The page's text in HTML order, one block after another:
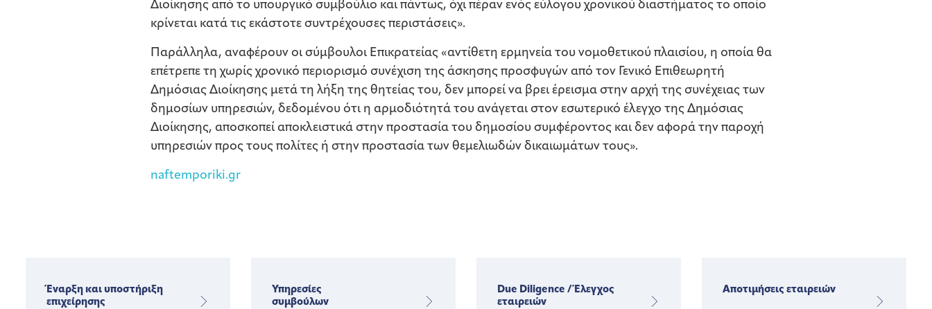
Διοίκησης από το υπουργικό συμβούλιο και πάντως, όχι πέραν ενός εύλογου χρονικού διαστήματος το οποίο
κρίνεται κατά τις εκάστοτε συντρέχουσες περιστάσεις».
Παράλληλα, αναφέρουν οι σύμβουλοι Επικρατείας «αντίθετη ερμηνεία του νομοθετικού πλαισίου, η οποία θα
επέτρεπε τη χωρίς χρονικό περιορισμό συνέχιση της άσκησης προσφυγών από τον Γενικό Επιθεωρητή
Δημόσιας Διοίκησης μετά τη λήξη της θητείας του, δεν μπορεί να βρει έρεισμα στην αρχή της συνέχειας των
δημοσίων υπηρεσιών, δεδομένου ότι η αρμοδιότητά του ανάγεται στον εσωτερικό έλεγχο της Δημόσιας
Διοίκησης, αποσκοπεί αποκλειστικά στην προστασία του δημοσίου συμφέροντος και δεν αφορά την παροχή
υπηρεσιών προς τους πολίτες ή στην προστασία των θεμελιωδών δικαιωμάτων τους».
naftemporiki.gr
Έναρξη και υποστήριξη
επιχείρησης
Υπηρεσίες
συμβούλων
Due Diligence / Έλεγχος
εταιρειών
Αποτιμήσεις εταιρειών